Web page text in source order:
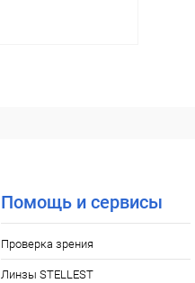
Помощь и сервисы
Проверка зрения
Линзы STELLEST